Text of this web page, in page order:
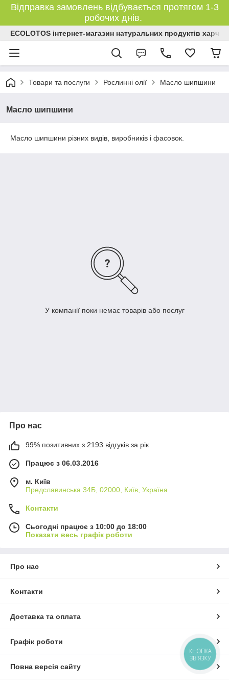
Відправка замовлень відбувається протягом 1-3
робочих днів.
ECOLOTOS інтернет-магазин натуральних продуктів
Товари та послуги Рослинні олії Масло шипшини
Масло шипшини
Масло шипшини різних видів, виробників і фасовок.
У компанії поки немає товарів або послуг
Про нас
99% позитивних з 2193 відгуків за рік
Працює з 06.03.2016
м. Київ
Предславинська 34Б, 02000, Київ, Україна
Контакти
Сьогодні працює з 10:00 до 18:00
Показати весь графік роботи
Про нас
Контакти
Доставка та оплата
Графік роботи
Повна версія сайту
КНОПКА
ЗВ'ЯЗКУ